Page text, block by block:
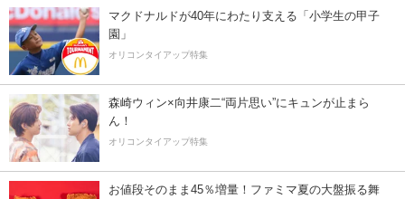
マクドナルドが40年にわたり支える「小学生の甲子
園」
オリコンタイアップ特集
森崎ウィン×向井康二“両片思い”にキュンが止まら
ん！
オリコンタイアップ特集
お値段そのまま45％増量！ファミマ夏の大盤振る舞